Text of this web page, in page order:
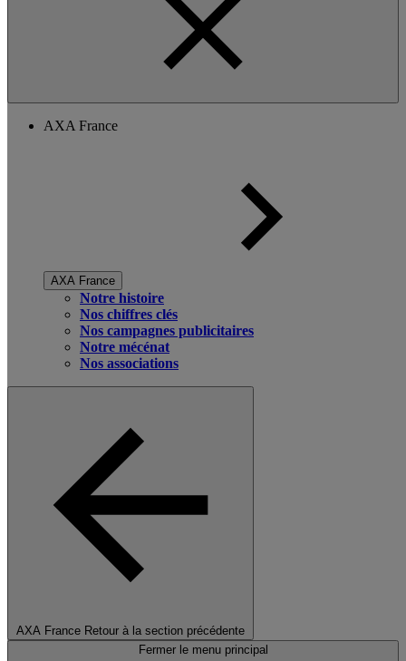
AXA France
AXA France
Notre histoire
Nos chiffres clés
Nos campagnes publicitaires
Notre mécénat
Nos associations
AXA France Retour à la section précédente
Fermer le menu principal